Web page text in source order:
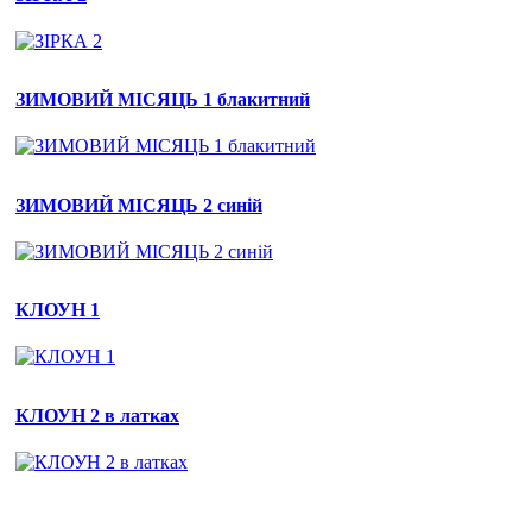
ЗИМОВИЙ МІСЯЦЬ 1 блакитний
ЗИМОВИЙ МІСЯЦЬ 2 синій
КЛОУН 1
КЛОУН 2 в латках